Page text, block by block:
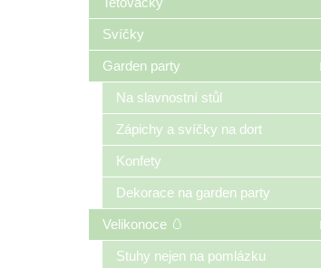
Svíčky
Garden party
Na slavnostní stůl
Zápichy a svíčky na dort
Konfety
Dekorace na garden party
Velikonoce 🥚
Stuhy nejen na pomlázku